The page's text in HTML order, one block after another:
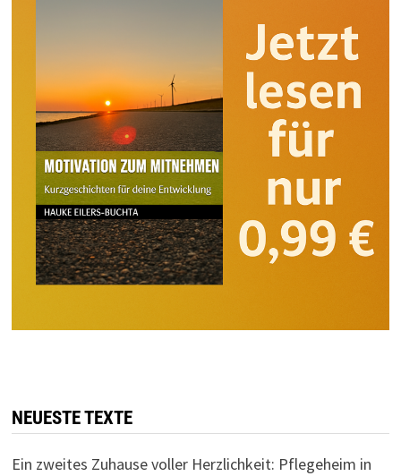
NEUESTE TEXTE
Ein zweites Zuhause voller Herzlichkeit: Pflegeheim in